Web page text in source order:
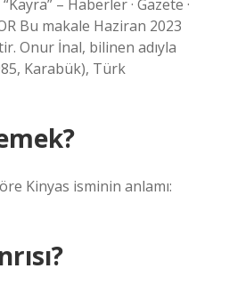
– Haberler · Gazete ·
Bu makale Haziran 2023
Onur İnal, bilinen adıyla
Karabük), Türk
Kinyas isminin anlamı: